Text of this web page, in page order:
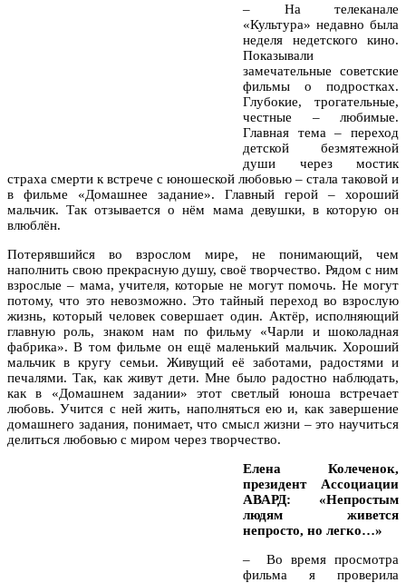
– На телеканале
«Культура» недавно была
неделя недетского кино.
Показывали
замечательные советские
фильмы о подростках.
Глубокие, трогательные,
честные – любимые.
Главная тема – переход
детской безмятежной
души через мостик
страха смерти к встрече с юношеской любовью – стала таковой и
в фильме «Домашнее задание». Главный герой – хороший
мальчик. Так отзывается о нём мама девушки, в которую он
влюблён.
Потерявшийся во взрослом мире, не понимающий, чем
наполнить свою прекрасную душу, своё творчество. Рядом с ним
взрослые – мама, учителя, которые не могут помочь. Не могут
потому, что это невозможно. Это тайный переход во взрослую
жизнь, который человек совершает один. Актёр, исполняющий
главную роль, знаком нам по фильму «Чарли и шоколадная
фабрика». В том фильме он ещё маленький мальчик. Хороший
мальчик в кругу семьи. Живущий её заботами, радостями и
печалями. Так, как живут дети. Мне было радостно наблюдать,
как в «Домашнем задании» этот светлый юноша встречает
любовь. Учится с ней жить, наполняться ею и, как завершение
домашнего задания, понимает, что смысл жизни – это научиться
делиться любовью с миром через творчество.
Елена Колеченок,
президент Ассоциации
АВАРД: «Непростым
людям живется
непросто, но легко…»
– Во время просмотра
фильма я проверила